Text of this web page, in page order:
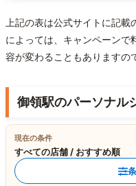
上記の表は公式サイトに記載
によっては、キャンペーンで
容が変わることもありますの
御領駅のパーソナル
現在の条件
すべての店舗 / おすすめ順